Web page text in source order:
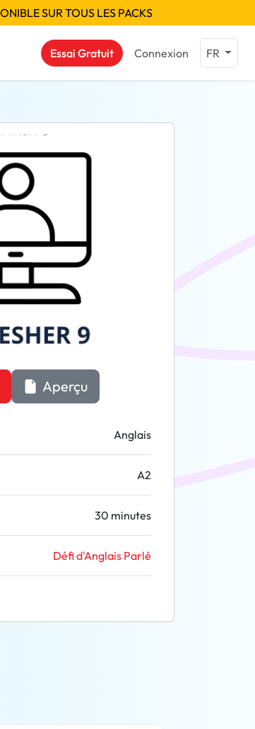
SUR TOUS LES PACKS
Essai Gratuit Connexion FR
Aperçu
Anglais
A2
30 minutes
Défi d'Anglais Parlé